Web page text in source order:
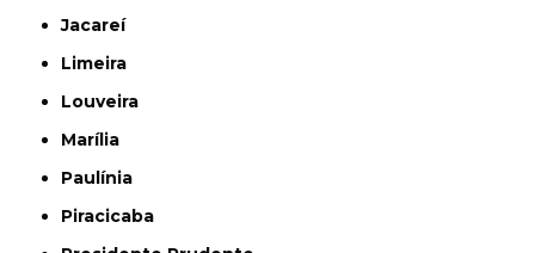
Jacareí
Limeira
Louveira
Marília
Paulínia
Piracicaba